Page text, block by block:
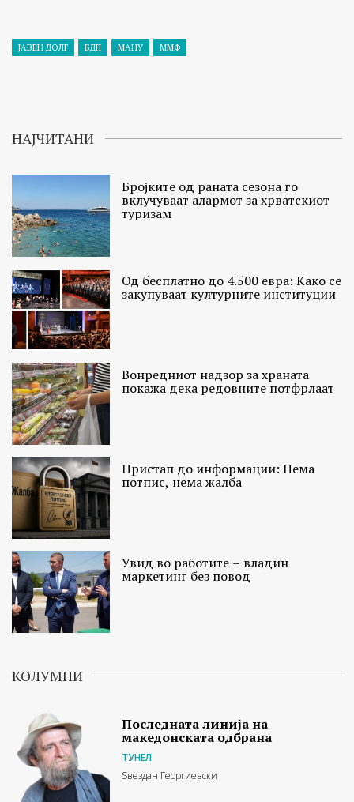
ЈАВЕН ДОЛГ БДП МАНУ ММФ
НАЈЧИТАНИ
Бројките од раната сезона го
вклучуваат алармот за хрватскиот
туризам
Од бесплатно до 4.500 евра: Како се
закупуваат културните институции
Вонредниот надзор за храната
покажа дека редовните потфрлаат
Пристап до информации: Нема
потпис, нема жалба
Увид во работите – владин
маркетинг без повод
КОЛУМНИ
Последната линија на
македонската одбрана
ТУНЕЛ
Ѕвездан Георгиевски